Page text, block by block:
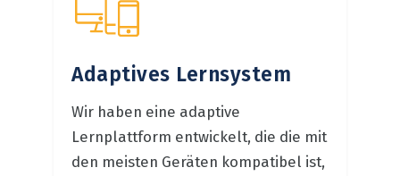
Adaptives Lernsystem
Wir haben eine adaptive
Lernplattform entwickelt, die die mit
den meisten Geräten kompatibel ist,